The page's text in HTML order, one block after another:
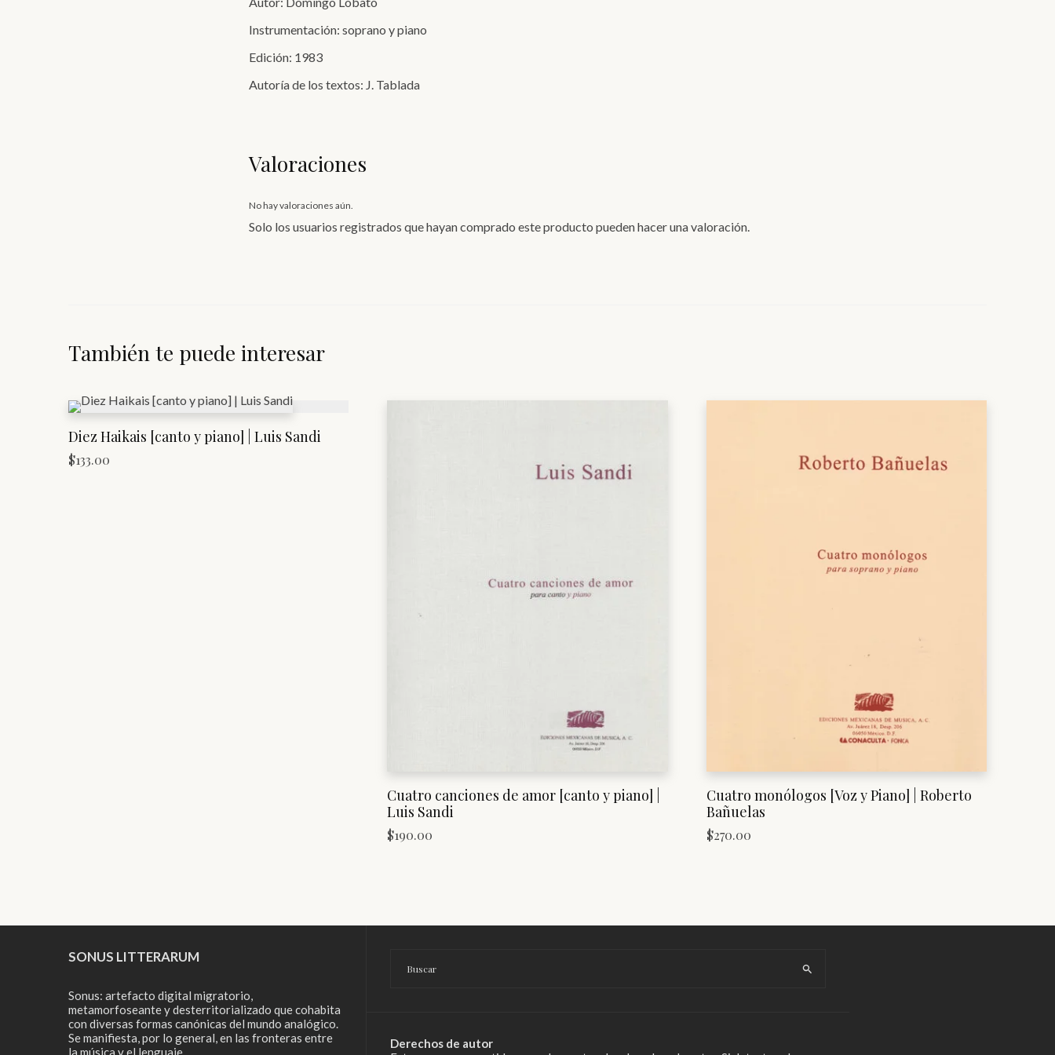
Instrumentación: soprano y piano
Edición: 1983
Autoría de los textos: J. Tablada
Valoraciones
No hay valoraciones aún.
Solo los usuarios registrados que hayan comprado este producto pueden hacer una valoración.
También te puede interesar
Diez Haikais [canto y piano] | Luis Sandi
$133.00
Cuatro canciones de amor [canto y piano] |
Luis Sandi
$190.00
Cuatro monólogos [Voz y Piano] | Roberto
Bañuelas
$270.00
SONUS LITTERARUM
Sonus: artefacto digital migratorio,
metamorfoseante y desterritorializado que cohabita
con diversas formas canónicas del mundo analógico.
Se manifiesta, por lo general, en las fronteras entre
la música y el lenguaje.
Derechos de autor